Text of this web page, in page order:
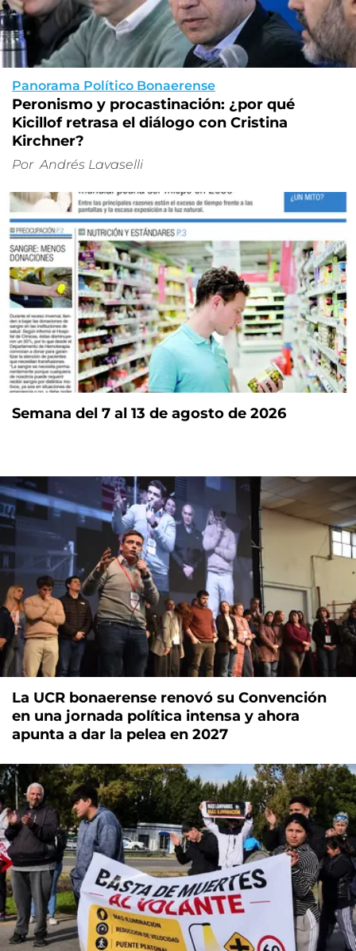
Panorama Político Bonaerense
Peronismo y procastinación: ¿por qué
Kicillof retrasa el diálogo con Cristina
Kirchner?
Por Andrés Lavaselli
Semana del 7 al 13 de agosto de 2026
La UCR bonaerense renovó su Convención
en una jornada política intensa y ahora
apunta a dar la pelea en 2027